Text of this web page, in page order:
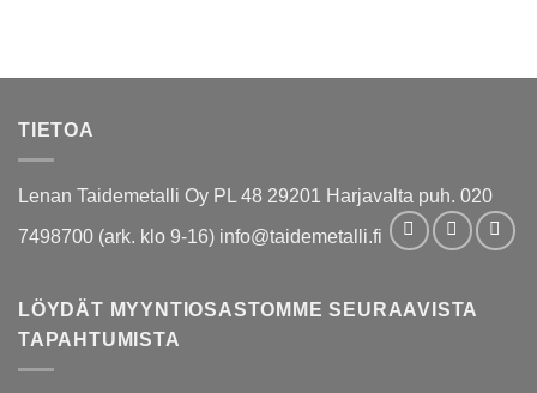
TIETOA
Lenan Taidemetalli Oy PL 48 29201 Harjavalta puh. 020
7498700 (ark. klo 9-16) info@taidemetalli.fi
LÖYDÄT MYYNTIOSASTOMME SEURAAVISTA
TAPAHTUMISTA